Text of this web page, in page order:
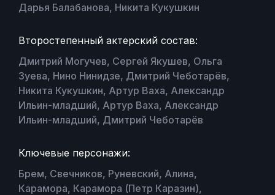
Дарья Балабанова, Никита Кукушкин
Второстепенный актерский состав:
Дмитрий Могучев, Сергей Якушев, Ольга
Зуева, Нино Нинидзе, Дмитрий Чеботарёв,
Никита Кукушкин, Артур Ваха, Александр
Ильин-младший, Артур Ваха, Александр
Ильин-младший, Дмитрий Чеботарёв
Ключевые персонажи:
Брем, Свечников, Руневский, Алина,
Карамора, Карамора (Петр Каразин),